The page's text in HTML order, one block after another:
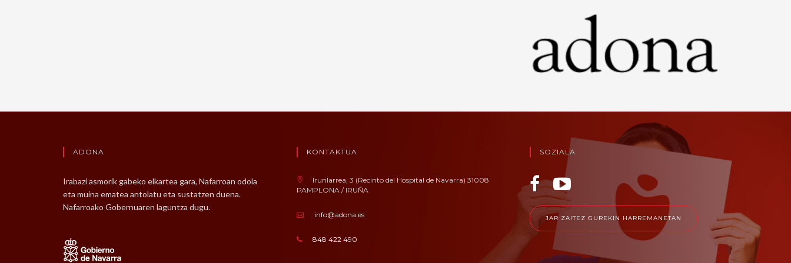
ADONA
Irabazi asmorik gabeko elkartea gara, Nafarroan odola
eta muina ematea antolatu eta sustatzen duena.
Nafarroako Gobernuaren laguntza dugu.
KONTAKTUA
Irunlarrea, 3 (Recinto del Hospital de Navarra) 31008
PAMPLONA / IRUÑA
info@adona.es
848 422 490
SOZIALA
JAR ZAITEZ GUREKIN HARREMANETAN